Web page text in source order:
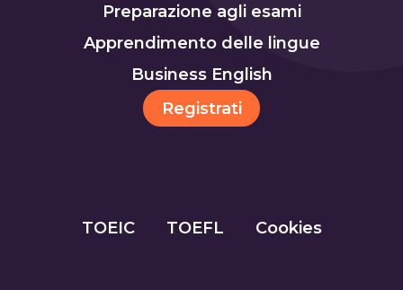
Preparazione agli esami
Apprendimento delle lingue
Business English
Registrati
TOEIC TOEFL Cookies